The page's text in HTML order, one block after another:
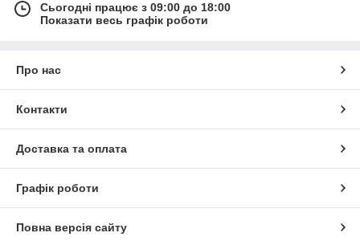
Сьогодні працює з 09:00 до 18:00
Показати весь графік роботи
Про нас
Контакти
Доставка та оплата
Графік роботи
Повна версія сайту